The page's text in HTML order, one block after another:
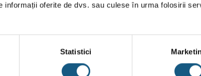
oferite de dvs. sau culese în urma folosirii
Statistici